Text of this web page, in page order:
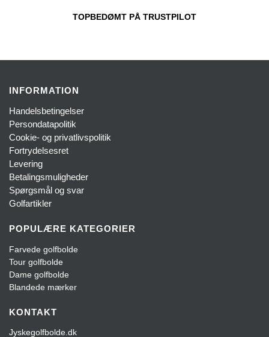
TOPBEDØMT PÅ TRUSTPILOT
INFORMATION
Handelsbetingelser
Persondatapolitik
Cookie- og privatlivspolitik
Fortrydelsesret
Levering
Betalingsmuligheder
Spørgsmål og svar
Golfartikler
POPULÆRE KATEGORIER
Farvede golfbolde
Tour golfbolde
Dame golfbolde
Blandede mærker
KONTAKT
Jyskegolfbolde.dk